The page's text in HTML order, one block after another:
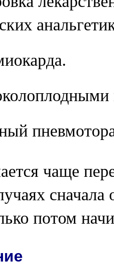
чаще
потом